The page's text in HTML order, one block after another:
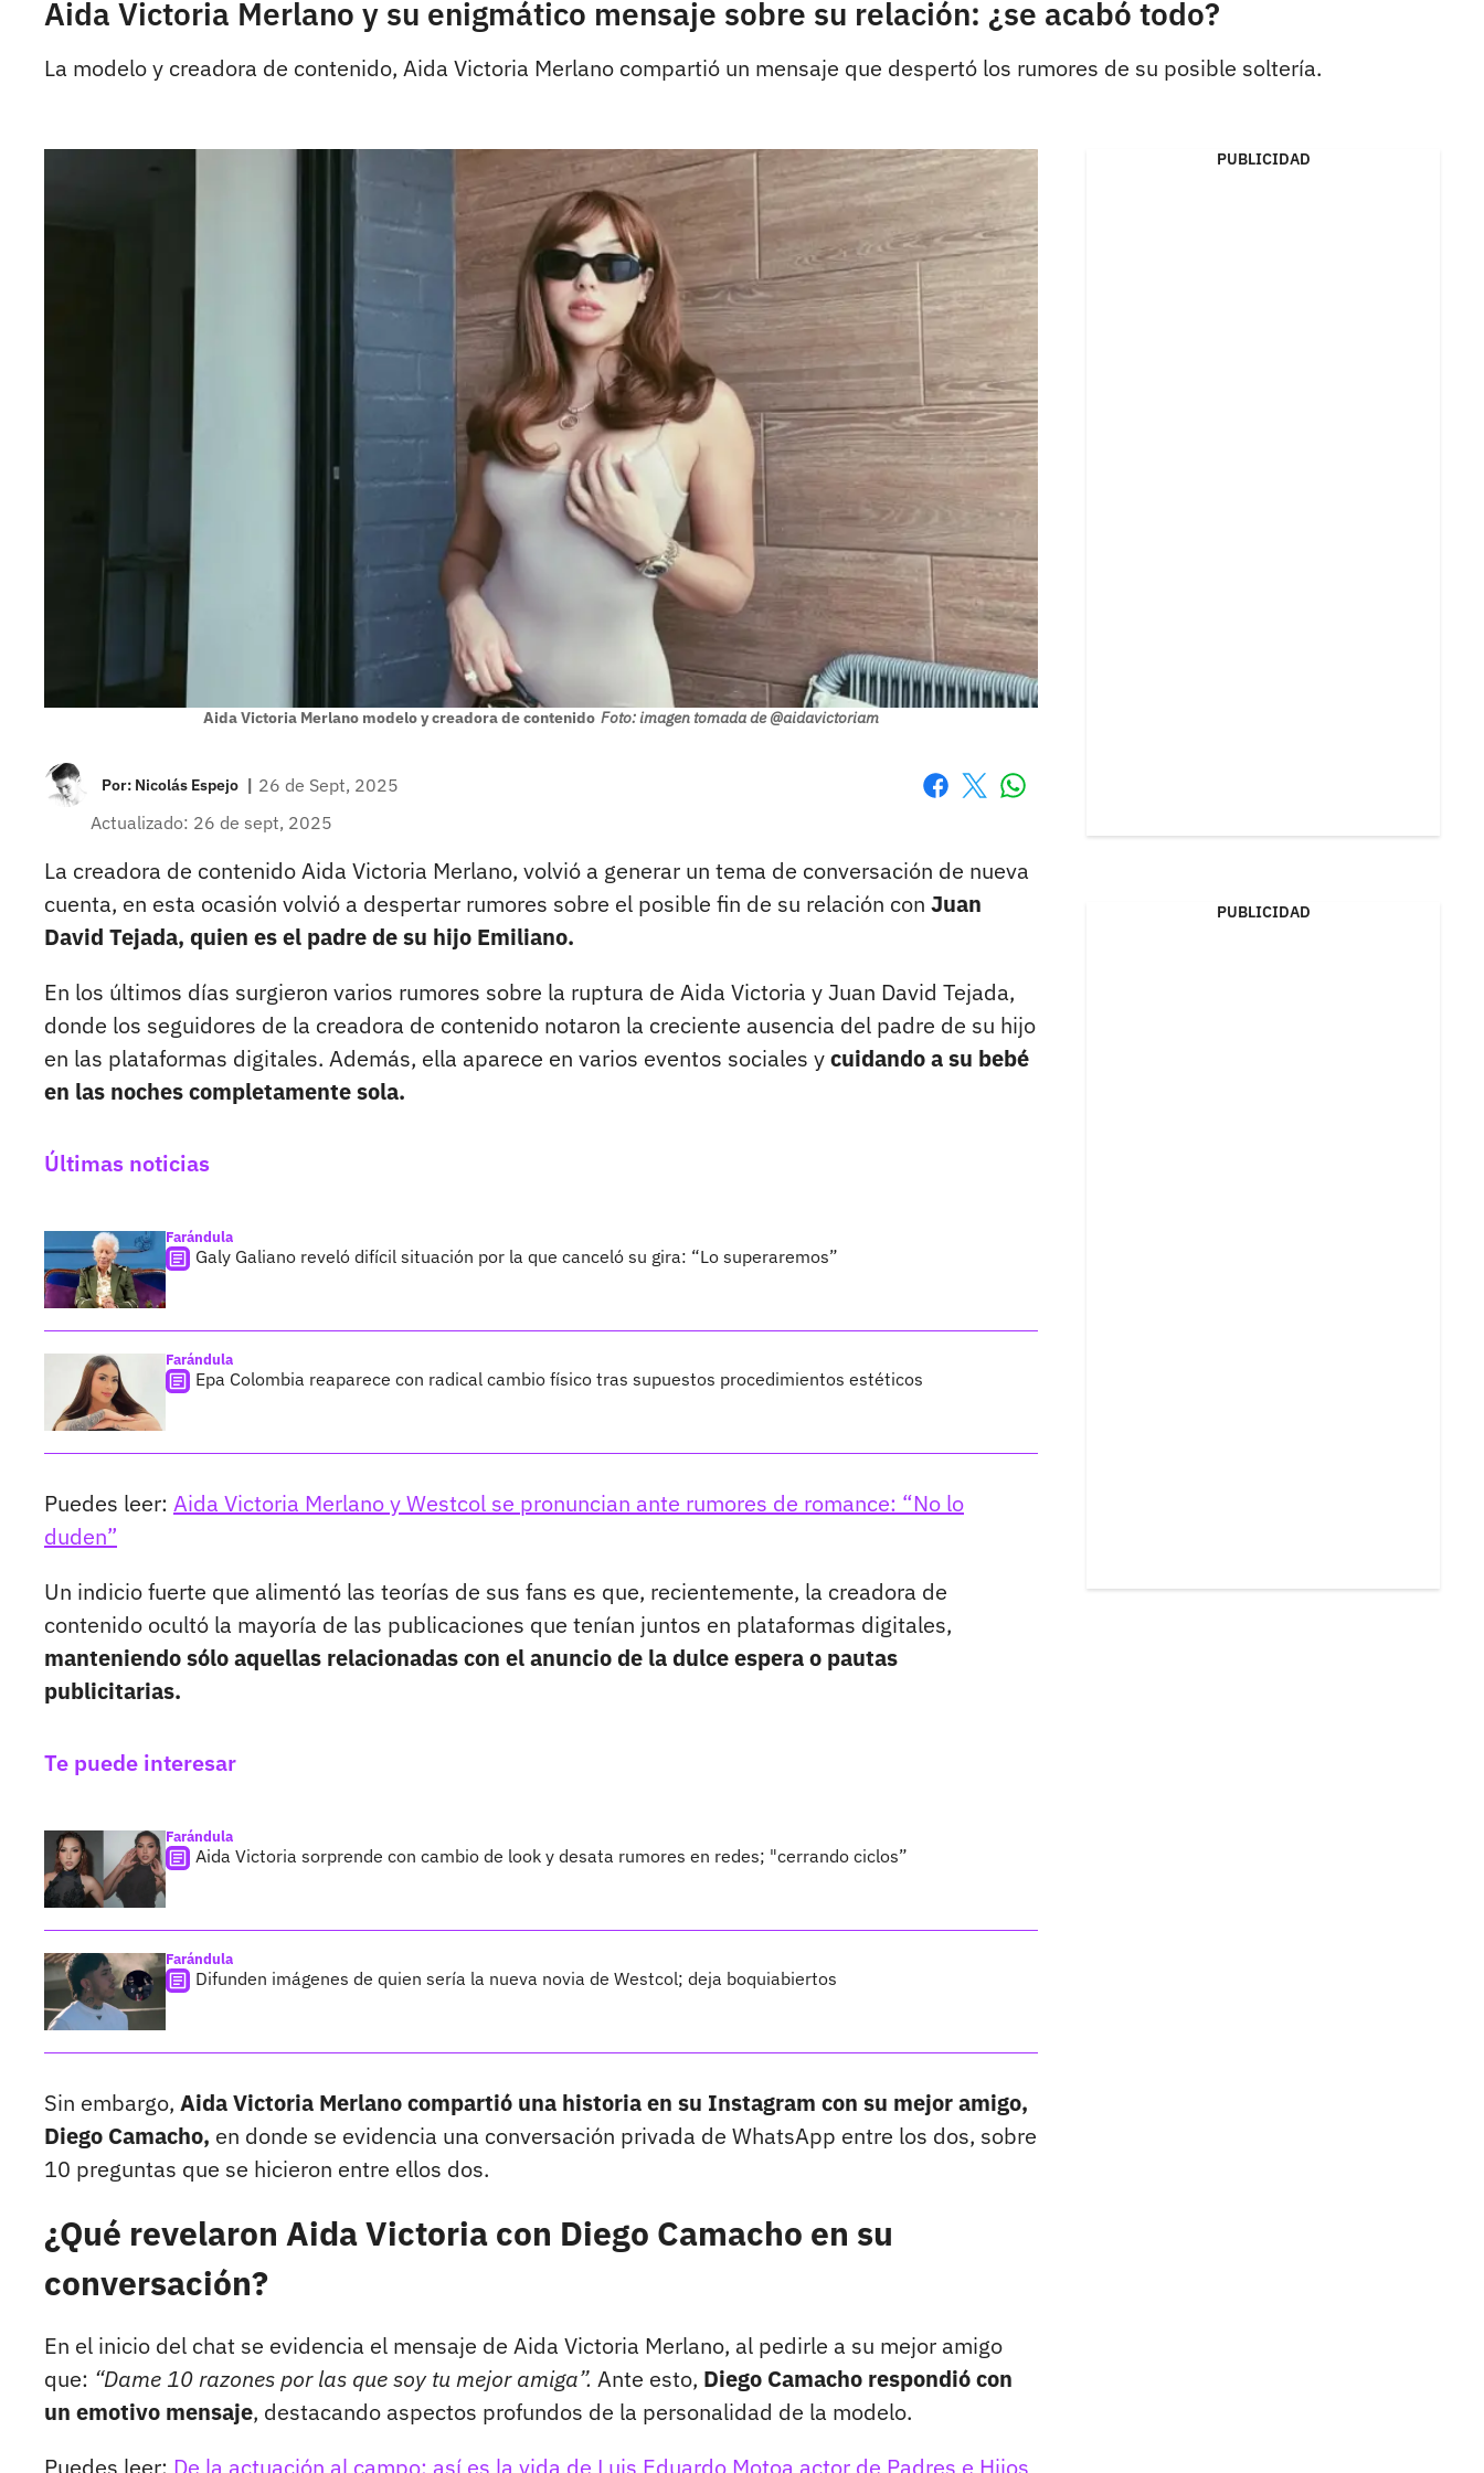
Aida Victoria Merlano y su enigmático mensaje sobre su relación: ¿se acabó todo?
La modelo y creadora de contenido, Aida Victoria Merlano compartió un mensaje que despertó los rumores de su posible soltería.
Aida Victoria Merlano modelo y creadora de contenido Foto: imagen tomada de @aidavictoriam
Por: Nicolás Espejo | 26 de Sept, 2025
Actualizado: 26 de sept, 2025
La creadora de contenido Aida Victoria Merlano, volvió a generar un tema de conversación de nueva
cuenta, en esta ocasión volvió a despertar rumores sobre el posible fin de su relación con Juan
David Tejada, quien es el padre de su hijo Emiliano.
En los últimos días surgieron varios rumores sobre la ruptura de Aida Victoria y Juan David Tejada,
donde los seguidores de la creadora de contenido notaron la creciente ausencia del padre de su hijo
en las plataformas digitales. Además, ella aparece en varios eventos sociales ycuidando a su bebé
en las noches completamente sola.
Últimas noticias
Farándula
Galy Galiano reveló difícil situación por la que canceló su gira: “Lo superaremos”
Farándula
Epa Colombia reaparece con radical cambio físico tras supuestos procedimientos estéticos
Puedes leer: Aida Victoria Merlano y Westcol se pronuncian ante rumores de romance: “No lo
duden”
Un indicio fuerte que alimentó las teorías de sus fans es que, recientemente, la creadora de
contenido ocultó la mayoría de las publicaciones que tenían juntos en plataformas digitales,
manteniendo sólo aquellas relacionadas con el anuncio de la dulce espera o pautas
publicitarias.
Te puede interesar
Farándula
Aida Victoria sorprende con cambio de look y desata rumores en redes; "cerrando ciclos”
Farándula
Difunden imágenes de quien sería la nueva novia de Westcol; deja boquiabiertos
Sin embargo, Aida Victoria Merlano compartió una historia en su Instagram con su mejor amigo,
Diego Camacho, en donde se evidencia una conversación privada de WhatsApp entre los dos, sobre
10 preguntas que se hicieron entre ellos dos.
¿Qué revelaron Aida Victoria con Diego Camacho en su
conversación?
En el inicio del chat se evidencia el mensaje de Aida Victoria Merlano, al pedirle a su mejor amigo
que: “Dame 10 razones por las que soy tu mejor amiga”. Ante esto, Diego Camacho respondió con
un emotivo mensaje, destacando aspectos profundos de la personalidad de la modelo.
PUBLICIDAD
PUBLICIDAD